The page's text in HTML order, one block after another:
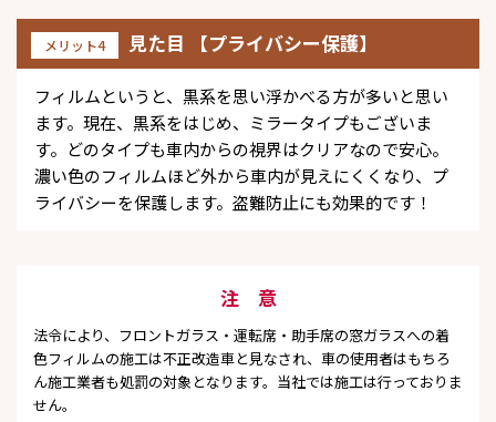
メリット4 見た目 【プライバシー保護】
フィルムというと、黒系を思い浮かべる方が多いと思い
ます。現在、黒系をはじめ、ミラータイプもございま
す。どのタイプも車内からの視界はクリアなので安心。
濃い色のフィルムほど外から車内が見えにくくなり、プ
ライバシーを保護します。盗難防止にも効果的です！
注 意
法令により、フロントガラス・運転席・助手席の窓ガラスへの着
色フィルムの施工は不正改造車と見なされ、車の使用者はもちろ
ん施工業者も処罰の対象となります。当社では施工は行っておりま
せん。